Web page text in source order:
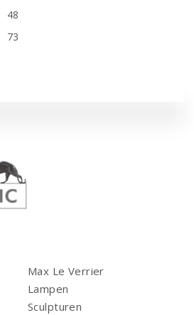
48
73
Max Le Verrier
Lampen
Sculpturen